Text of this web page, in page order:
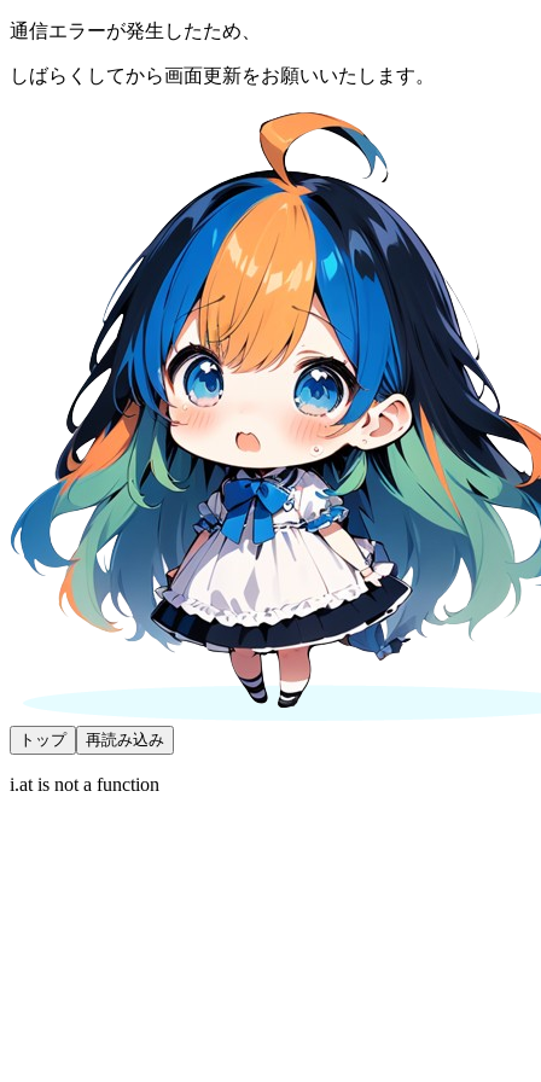
通信エラーが発生したため、
しばらくしてから画面更新をお願いいたします。
トップ 再読み込み
i.at is not a function